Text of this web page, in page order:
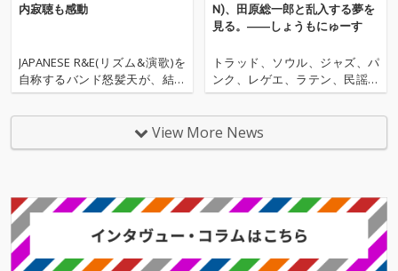
内寂聴も感動
JAPANESE R&E(リズム&演歌)を
自称するバンド怒髪天が、結成
30周年を迎える2014年1月12日
(日)に、初めての武道館公演を
開催することを発表した。 結成
30年での武道館デビューは、日
N)、田原総一郎と乱入する夢を
見る。――しょうもにゅーす
トラッド、ソウル、ジャズ、パ
ンク、レゲエ、ラテン、民謡、
チンドン、ロックンロールな
ど、あらゆる音楽をごった煮に
して独自のサウンドとして具現
化する、日本最強のオルタナテ
N。 そのキーボー
View More News